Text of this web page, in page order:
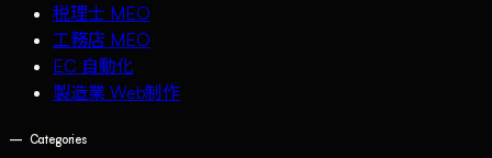
税理士 MEO
工務店 MEO
EC 自動化
製造業 Web制作
— Categories